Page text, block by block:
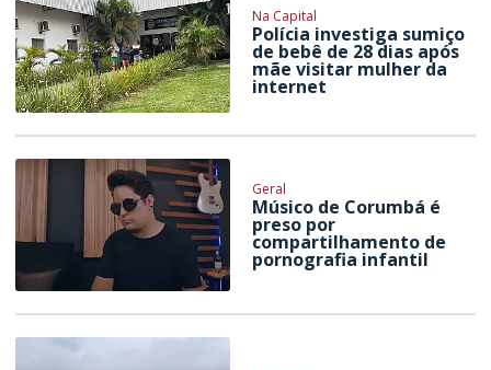
Na Capital
Polícia investiga sumiço
de bebê de 28 dias após
mãe visitar mulher da
internet
Geral
Músico de Corumbá é
preso por
compartilhamento de
pornografia infantil